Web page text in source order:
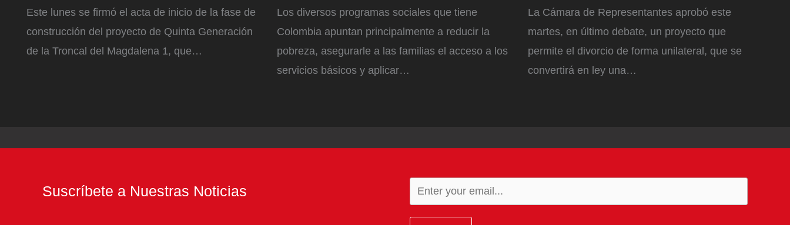
Este lunes se firmó el acta de inicio de la fase de
construcción del proyecto de Quinta Generación
de la Troncal del Magdalena 1, que…
Los diversos programas sociales que tiene
Colombia apuntan principalmente a reducir la
pobreza, asegurarle a las familias el acceso a los
servicios básicos y aplicar…
La Cámara de Representantes aprobó este
martes, en último debate, un proyecto que
permite el divorcio de forma unilateral, que se
convertirá en ley una…
Suscríbete a Nuestras Noticias